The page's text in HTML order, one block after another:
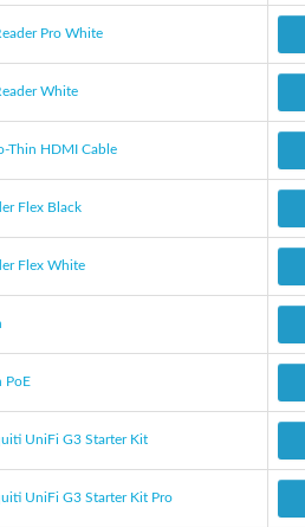
Pro White
White
Thin HDMI Cable
Flex Black
Flex White
PoE
UniFi G3 Starter Kit
UniFi G3 Starter Kit Pro